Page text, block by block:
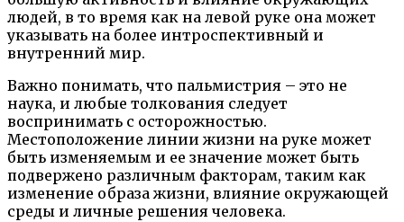
людей, в то время как на левой руке она может
указывать на более интроспективный и
внутренний мир.
Важно понимать, что пальмистрия – это не
наука, и любые толкования следует
воспринимать с осторожностью.
Местоположение линии жизни на руке может
быть изменяемым и ее значение может быть
подвержено различным факторам, таким как
изменение образа жизни, влияние окружающей
среды и личные решения человека.